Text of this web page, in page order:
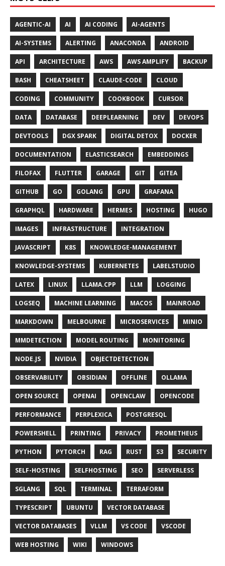
AGENTIC-AI AI AI CODING AI-AGENTS
AI-SYSTEMS ALERTING ANACONDA ANDROID
API ARCHITECTURE AWS AWS AMPLIFY BACKUP
BASH CHEATSHEET CLAUDE-CODE CLOUD
CODING COMMUNITY COOKBOOK CURSOR
DATA DATABASE DEEPLEARNING DEV DEVOPS
DEVTOOLS DGX SPARK DIGITAL DETOX DOCKER
DOCUMENTATION ELASTICSEARCH EMBEDDINGS
FILOFAX FLUTTER GARAGE GIT GITEA
GITHUB GO GOLANG GPU GRAFANA
GRAPHQL HARDWARE HERMES HOSTING HUGO
IMAGES INFRASTRUCTURE INTEGRATION
JAVASCRIPT K8S KNOWLEDGE-MANAGEMENT
KNOWLEDGE-SYSTEMS KUBERNETES LABELSTUDIO
LATEX LINUX LLAMA.CPP LLM LOGGING
LOGSEQ MACHINE LEARNING MACOS MAINROAD
MARKDOWN MELBOURNE MICROSERVICES MINIO
MMDETECTION MODEL ROUTING MONITORING
NODE.JS NVIDIA OBJECTDETECTION
OBSERVABILITY OBSIDIAN OFFLINE OLLAMA
OPEN SOURCE OPENAI OPENCLAW OPENCODE
PERFORMANCE PERPLEXICA POSTGRESQL
POWERSHELL PRINTING PRIVACY PROMETHEUS
PYTHON PYTORCH RAG RUST S3 SECURITY
SELF-HOSTING SELFHOSTING SEO SERVERLESS
SGLANG SQL TERMINAL TERRAFORM
TYPESCRIPT UBUNTU VECTOR DATABASE
VECTOR DATABASES VLLM VS CODE VSCODE
WEB HOSTING WIKI WINDOWS